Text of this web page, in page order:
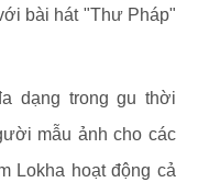
bài hát "Thư Pháp"
dạng trong gu thời
mẫu ảnh cho các
Lokha hoạt động cả